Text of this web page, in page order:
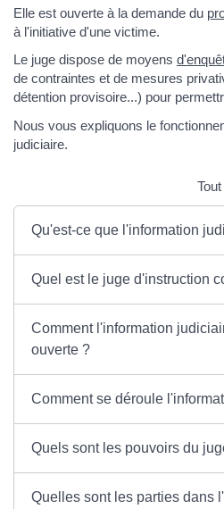
Elle est ouverte à la demande du
à l'initiative d'une victime.
Le juge dispose de moyens
de contraintes et de mesures
détention provisoire...) pour
Nous vous expliquons le
judiciaire.
Qu'est-ce que l'information
Quel est le juge d'instruction
Comment l'information
ouverte ?
Comment se déroule
Quels sont les pouvoirs du
Quelles sont les parties dans